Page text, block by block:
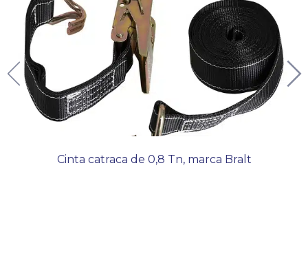
Cinta catraca de 0,8 Tn, marca Bralt